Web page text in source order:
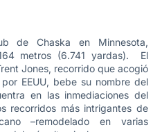
de Chaska en Minnesota,
metros (6.741 yardas). El
Jones, recorrido que acogió
EEUU, bebe su nombre del
en las inmediaciones del
recorridos más intrigantes de
–remodelado en varias